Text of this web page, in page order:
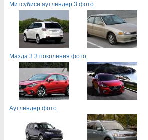
Митсубиси аутлендер 3 фото
Мазда 3 3 поколения фото
Аутлендер фото